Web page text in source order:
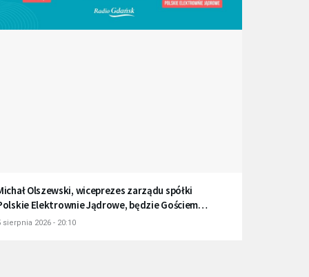
Olszewski, wiceprezes zarządu spółki
Elektrownie Jądrowe, będzie Gościem
Gdańsk
sierpnia 2026 - 20:10